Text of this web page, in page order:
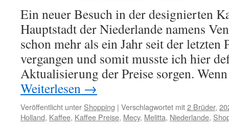
Ein neuer Besuch in der designierten
Hauptstadt der Niederlande namens
schon mehr als ein Jahr seit der
vergangen und somit musste ich hier
Aktualisierung der Preise sorgen.
Weiterlesen →
Veröffentlicht unter Shopping | Verschlagwortet mit2 Brüder,
Holland, Kaffee, Kaffee Preise, Mecy, Melitta, Niederlande,